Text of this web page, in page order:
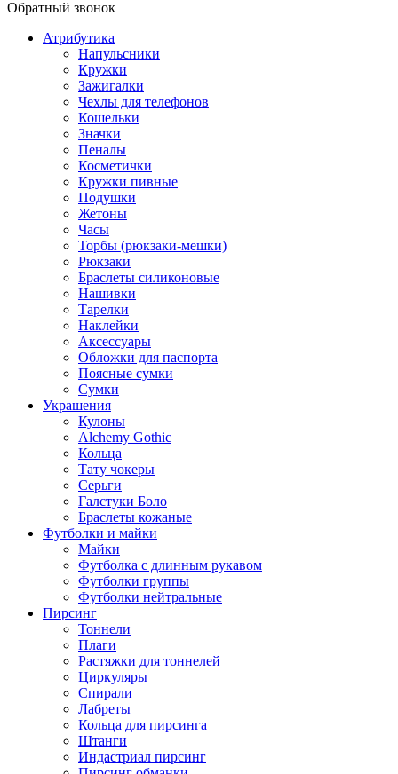
Обратный звонок
Атрибутика
Напульсники
Кружки
Зажигалки
Чехлы для телефонов
Кошельки
Значки
Пеналы
Косметички
Кружки пивные
Подушки
Жетоны
Часы
Торбы (рюкзаки-мешки)
Рюкзаки
Браслеты силиконовые
Нашивки
Тарелки
Наклейки
Аксессуары
Обложки для паспорта
Поясные сумки
Сумки
Украшения
Кулоны
Alchemy Gothic
Кольца
Тату чокеры
Серьги
Галстуки Боло
Браслеты кожаные
Футболки и майки
Майки
Футболка с длинным рукавом
Футболки группы
Футболки нейтральные
Пирсинг
Тоннели
Плаги
Растяжки для тоннелей
Циркуляры
Спирали
Лабреты
Кольца для пирсинга
Штанги
Индастриал пирсинг